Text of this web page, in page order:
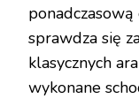
sprawdza się
klasycznych
wykonane